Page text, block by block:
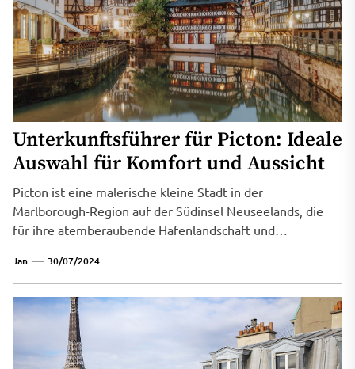
Unterkunftsführer für Picton: Ideale
Auswahl für Komfort und Aussicht
Picton ist eine malerische kleine Stadt in der
Marlborough-Region auf der Südinsel Neuseelands, die
für ihre atemberaubende Hafenlandschaft und
Jan 30/07/2024